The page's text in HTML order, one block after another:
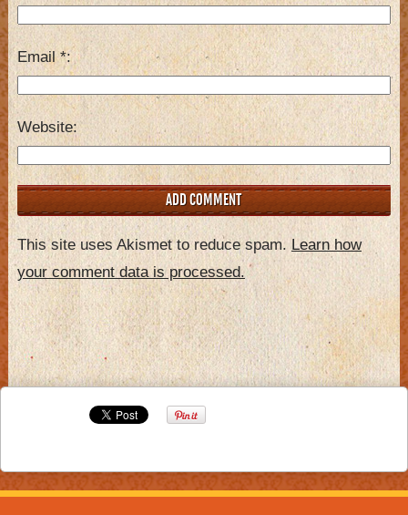
Email*
Website
This site uses Akismet to reduce spam. Learn how
your comment data is processed.